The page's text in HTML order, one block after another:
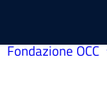
FondazioneOCC